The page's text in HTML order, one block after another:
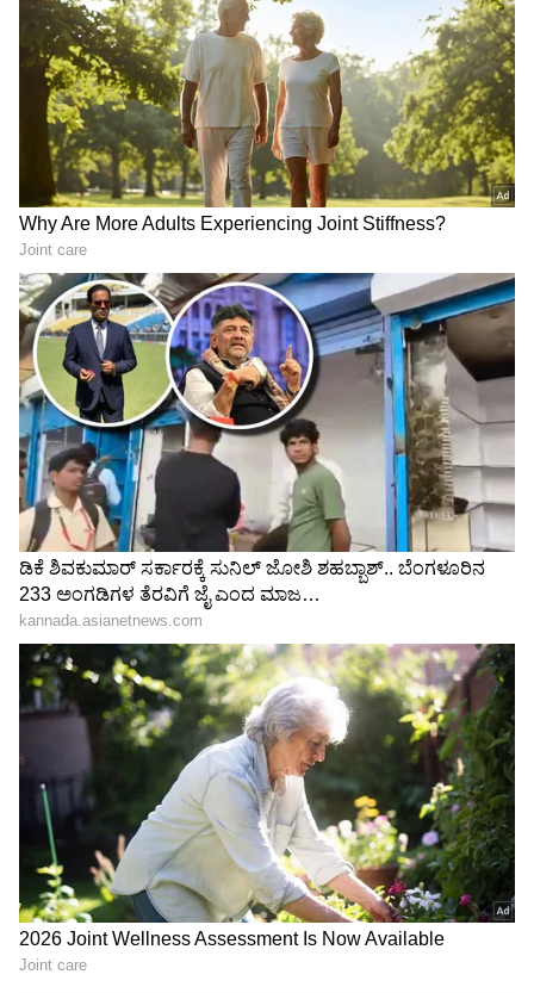
ಪೊಲೀಸರಿಗೇ ಚಾಲೆಂಜ್ ಹಾಕಿದ
ಭೂಪ​: 25 ಬಾಂಗ್ಲಾದವರ
ಕಳಿಸಿದ್ದೇನೆ, ಪತ್ತೆ ಹಚ್ಚಿ ಎಂದು
ವಿಡಿಯೋ- ಬಳಿಕ ಏನಾಯ್ತು
ನೀಲಿ ಮತ್ತು ಕಿತ್ತಳೆ ಲೈನ್​ ಮೆಟ್ರೋ
ಬಗ್ಗೆ BMRCL ಬಿಗ್​ ಅಪ್​ಡೇಟ್:
ಇವುಗಳ ಕಾರ್ಯಾರಂಭ ಯಾವಾಗ
LATEST VIDEOS
"ರಾಜಕೀಯ ಬೇಡ, ಸಿನಿಮಾನೇ ಪ್ರಾಣ":
ಕನಕೋತ್ಸವದಲ್ಲಿ ರಿಷಬ್ ಶೆಟ್ಟಿ | Rishab
Shetty speech | Suvarna News
ಶೇ.50 ರಿಂದ ಶೇ.18 ಕ್ಕೆ TAX ಇಳಿಕೆ: ಮೋದಿ-
ಟ್ರಂಪ್ ಐತಿಹಾಸಿಕ ಒಪ್ಪಂದ | India US
Trade Deal | Party Rounds